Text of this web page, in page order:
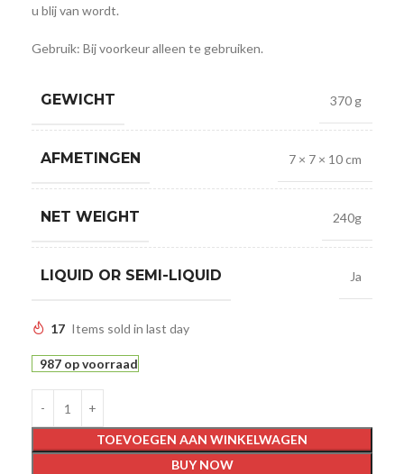
u blij van wordt.
Gebruik: Bij voorkeur alleen te gebruiken.
GEWICHT 370 g
AFMETINGEN 7 × 7 × 10 cm
NET WEIGHT 240g
LIQUID OR SEMI-LIQUID Ja
17 Items sold in last day
987 op voorraad
TOEVOEGEN AAN WINKELWAGEN
BUY NOW